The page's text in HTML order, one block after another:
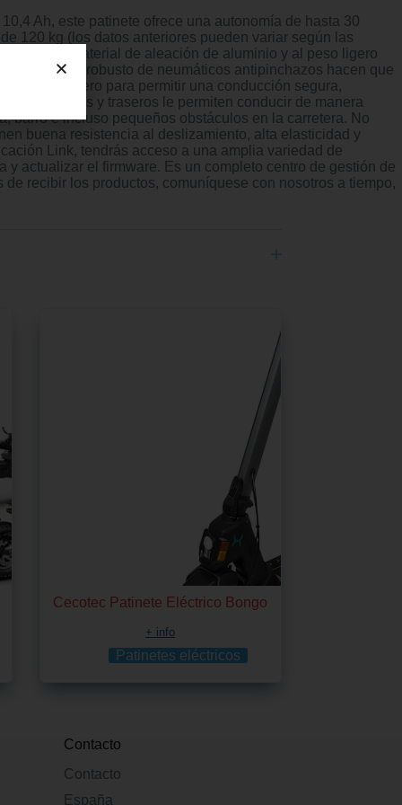
Ah, este patinete ofrece una autonomía de hasta 30
120 kg (los datos anteriores pueden variar según las
al material de aleación de aluminio y al peso ligero
y el diseño robusto de neumáticos antipinchazos hacen que
freno trasero para permitir una conducción segura,
delanteros y traseros le permiten conducir de manera
barro e incluso pequeños obstáculos en la carretera. No
buena resistencia al deslizamiento, alta elasticidad y
Link, tendrás acceso a una amplia variedad de
actualizar el firmware. Es un completo centro de gestión de
recibir los productos, comuníquese con nosotros a tiempo,
Cecotec Patinete Eléctrico Bongo
+ info
Patinetes eléctricos
Contacto
Contacto
España